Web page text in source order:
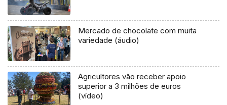
Mercado de chocolate com muita
variedade (áudio)
Agricultores vão receber apoio
superior a 3 milhões de euros
(vídeo)